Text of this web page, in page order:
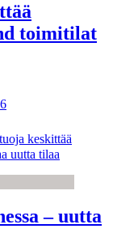
toimitilat
keskittää
uutta tilaa
– uutta